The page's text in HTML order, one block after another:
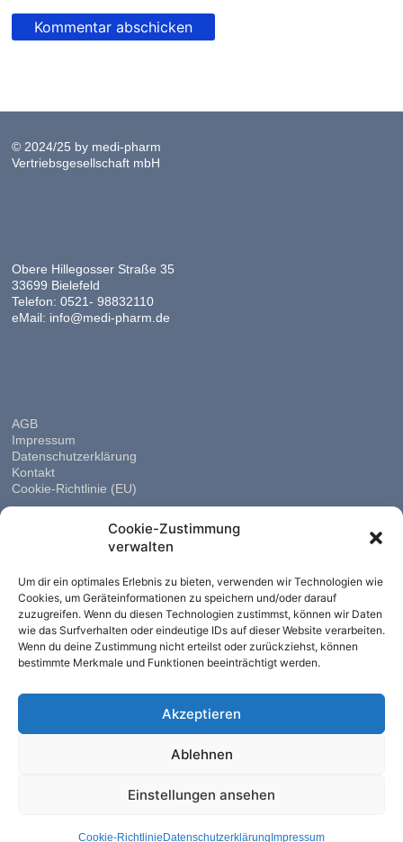
Cookie-Zustimmung
verwalten
Um dir ein optimales Erlebnis zu bieten, verwenden wir Technologien wie
Cookies, um Geräteinformationen zu speichern und/oder darauf
zuzugreifen. Wenn du diesen Technologien zustimmst, können wir Daten
wie das Surfverhalten oder eindeutige IDs auf dieser Website verarbeiten.
Wenn du deine Zustimmung nicht erteilst oder zurückziehst, können
bestimmte Merkmale und Funktionen beeinträchtigt werden.
Akzeptieren
Ablehnen
Einstellungen ansehen
Cookie-Richtlinie Datenschutzerklärung Impressum
© 2024/25 by medi-pharm
Vertriebsgesellschaft mbH
Obere Hillegosser Straße 35
33699 Bielefeld
Telefon: 0521- 98832110
eMail: info@medi-pharm.de
AGB
Impressum
Datenschutzerklärung
Kontakt
Cookie-Richtlinie (EU)